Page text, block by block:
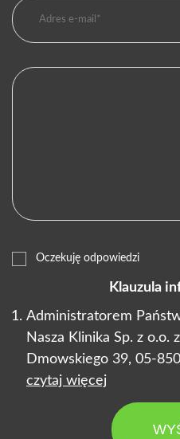
Oczekuję odpowiedzi
Klauzula
Administratorem
Nasza Klinika Sp. z o.o.
Dmowskiego 39, 05-
czytaj więcej